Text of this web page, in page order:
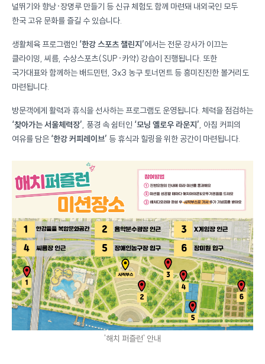
널뛰기와 향낭·장명루 만들기 등 신규 체험도 함께 마련돼 내외국인 모두
한국 고유 문화를 즐길 수 있습니다.
생활체육 프로그램인 ‘한강 스포츠 챌린지’에서는 전문 강사가 이끄는
클라이밍, 씨름, 수상스포츠(SUP·카약) 강습이 진행됩니다. 또한
국가대표와 함께하는 배드민턴, 3x3 농구 토너먼트 등 흥미진진한 볼거리도
마련됩니다.
방문객에게 활력과 휴식을 선사하는 프로그램도 운영됩니다. 체력을 점검하는
‘찾아가는 서울체력장’ , 풍경 속 쉼터인 ‘모닝 옐로우 라운지’ , 아침 커피의
여유를 담은 ‘한강 커피레이브’ 등 휴식과 힐링을 위한 공간이 마련됩니다.
'해치 퍼즐런' 안내